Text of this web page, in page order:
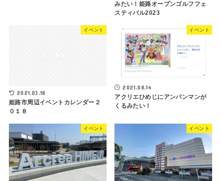
みたい！姫路オープンゴルフフェ
スティバル2023
イベント
2021.03.18
姫路市周辺イベントカレンダー２
０１８
イベント
2021.08.14
アクリエひめじにアンパンマンが
くるみたい！
イベント イベント